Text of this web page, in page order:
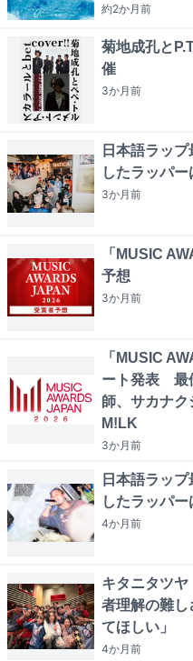
約2か月前
菊地成孔と
催
3か月前
日本語ラッ
したラッパー
3か月前
「MUSIC
予想
3か月前
「MUSIC
ート発表 最
師、サカナク
M!LK
3か月前
日本語ラッ
したラッパー
4か月前
キタニタツ
者理解の難し
てほしい」
4か月前